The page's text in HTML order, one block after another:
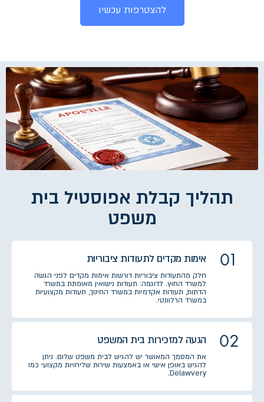
להצטרפות עכשיו
תהליך קבלת אפוסטיל בית
משפט
01 אימות מקדים לתעודות ציבוריות
חלק מהתעודות ציבוריות דורשות אימות מקדים לפני הגשה
למשרד החוץ. לדוגמה: תעודות נישואין מאומתת במשרד
הדתות, תעודות אקדמיות במשרד החינוך, תעודות מקצועיות
במשרד הרלוונטי.
02 הגעה למזכירות בית המשפט
את המסמך המאושר יש להגיש לבית משפט שלום. ניתן
להגיש באופן אישי או באמצעות שירות שליחויות מקצועי כמו
Delawvery.